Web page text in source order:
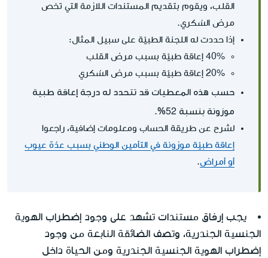
القلب، ويقوم بتقديم المستندات اللازمة التي تخص
مرض السُكري.
إذا حددت له اللجنة الطبيّة على سبيل المثال:
40% إعاقة طبيّة بسبب مرض القلب
20% إعاقة طبيّة بسبب مرض السُكري
حسب هذه المعطيات قد تتحدد له درجة إعاقة طبية
موزونة بنسبة 52%.
لشرح عن طريقة الحساب ومعلومات إضافية، راجعوا
إعاقة طبيّة موزونة في التأمين الوطني بسبب عدّة عيوب
أو أمراض.
يجب إرفاق مستندات تشهد على وجود إضطراب الهوية
الجنسية الجندرية، وتصف الضائقة النابعة من وجود
إضطراب الهوية الجنسية الجندرية ومن الحياة داخل